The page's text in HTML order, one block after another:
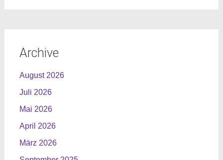
Archive
August 2026
Juli 2026
Mai 2026
April 2026
März 2026